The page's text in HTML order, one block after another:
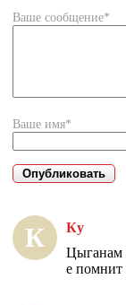
Ваше сообщение*
Ваше имя*
К Ку
Цыганам
е помнит